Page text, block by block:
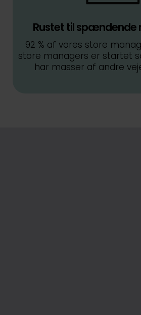
Rustet til spændende
92 % af vores store
store managers er startet
har masser af andre